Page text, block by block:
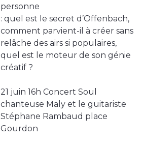
personne
: quel est le secret d’Offenbach,
comment parvient-il à créer sans
relâche des airs si populaires,
quel est le moteur de son génie
créatif ?
21 juin 16h Concert Soul
chanteuse Maly et le guitariste
Stéphane Rambaud place
Gourdon